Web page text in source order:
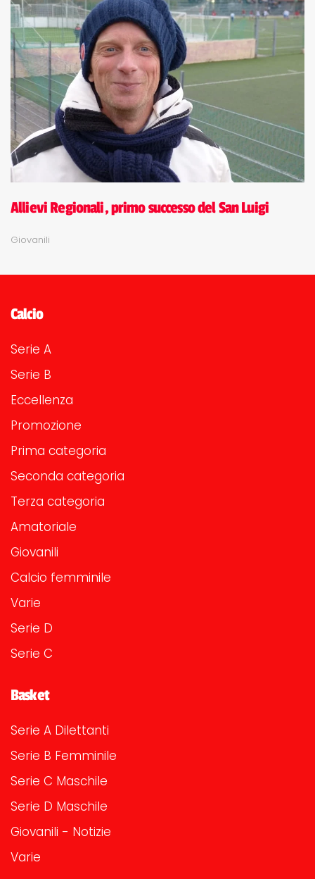
Allievi Regionali, primo successo del San Luigi
Giovanili
Calcio
Serie A
Serie B
Eccellenza
Promozione
Prima categoria
Seconda categoria
Terza categoria
Amatoriale
Giovanili
Calcio femminile
Varie
Serie D
Serie C
Basket
Serie A Dilettanti
Serie B Femminile
Serie C Maschile
Serie D Maschile
Giovanili - Notizie
Varie